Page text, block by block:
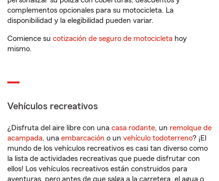
complementos opcionales para su motocicleta. La
disponibilidad y la elegibilidad pueden variar.
Comience su cotización de seguro de motocicleta hoy
mismo.
Vehículos recreativos
¿Disfruta del aire libre con una casa rodante, un remolque de
acampada, una embarcación o un vehículo todoterreno? ¡El
mundo de los vehículos recreativos es casi tan diverso como
la lista de actividades recreativas que puede disfrutar con
ellos! Los vehículos recreativos están construidos para
aventuras, pero antes de que salga a la carretera, el agua o